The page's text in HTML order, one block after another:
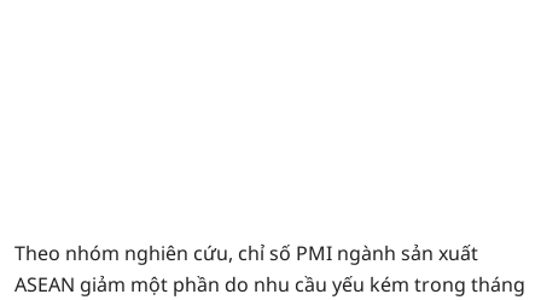
Theo nhóm nghiên cứu, chỉ số PMI ngành sản xuất
ASEAN giảm một phần do nhu cầu yếu kém trong tháng